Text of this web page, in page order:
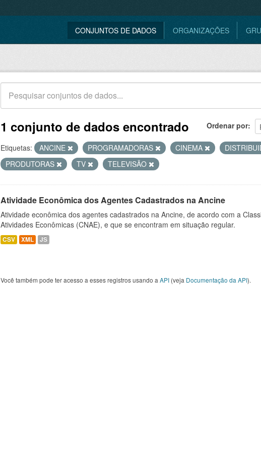
CONJUNTOS DE DADOS ORGANIZAÇÕES
Ordenar por
1 conjunto de dados encontrado
Etiquetas: ANCINE PROGRAMADORAS CINEMA
PRODUTORAS
TV TELEVISÃO
Atividade Econômica dos Agentes Cadastrados na Ancine
Atividade econômica dos agentes cadastrados na Ancine, de acordo com a
Atividades Econômicas (CNAE), e que se encontram em situação regular.
CSV XML JS
Você também pode ter acesso a esses registros usando a API (veja Documentação da API).